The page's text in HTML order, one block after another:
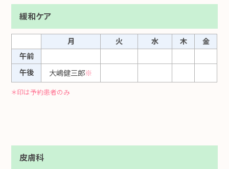
緩和ケア
月 火 水 木
金
午前
午後
大嶋健三郎※
＊印は予約患者のみ
皮膚科